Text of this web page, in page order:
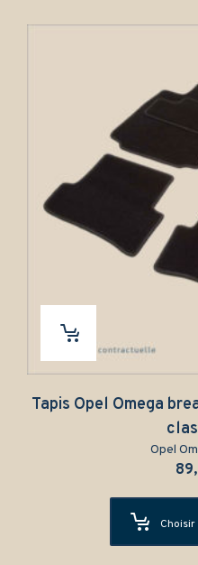
Tapis Opel Omega
Opel
Choisir